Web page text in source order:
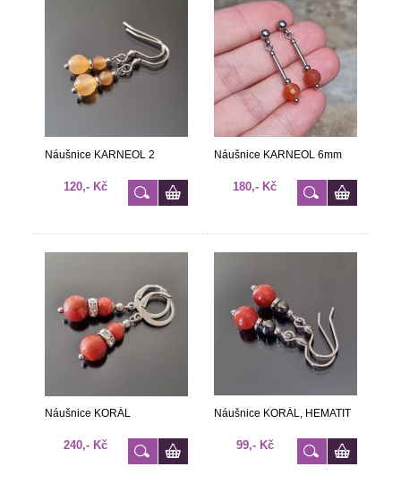
Náušnice KARNEOL 2
120,- Kč
Náušnice KARNEOL 6mm
180,- Kč
Náušnice KORÁL
240,- Kč
Náušnice KORÁL, HEMATIT
99,- Kč